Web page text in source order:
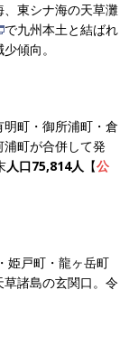
東シナ海の天草灘
で九州本土と結ばれ
傾向。
町・御所浦町・倉
町が合併して発
人口75,814人 【公
姫戸町・龍ヶ岳町
諸島の玄関口。令